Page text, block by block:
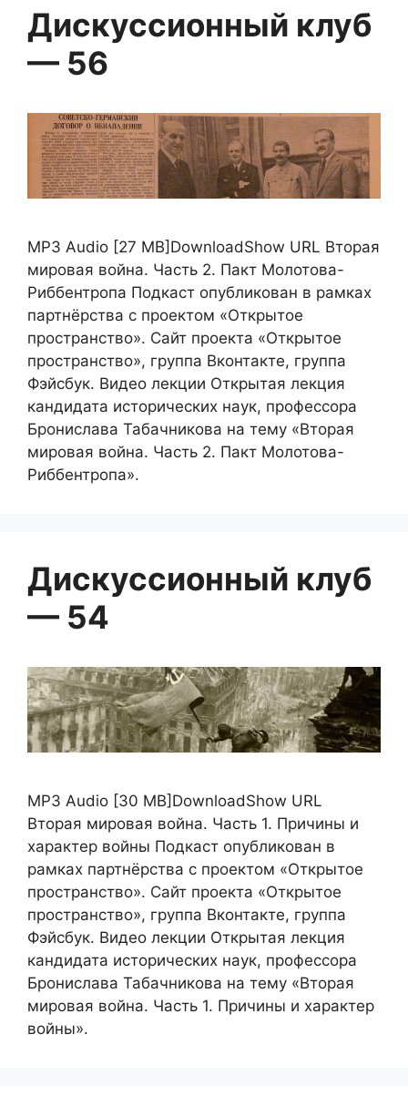
Дискуссионный клуб
— 56
MP3 Audio [27 MB]DownloadShow URL Вторая
мировая война. Часть 2. Пакт Молотова-
Риббентропа Подкаст опубликован в рамках
партнёрства с проектом «Открытое
пространство». Сайт проекта «Открытое
пространство», группа Вконтакте, группа
Фэйсбук. Видео лекции Открытая лекция
кандидата исторических наук, профессора
Бронислава Табачникова на тему «Вторая
мировая война. Часть 2. Пакт Молотова-
Риббентропа».
Дискуссионный клуб
— 54
MP3 Audio [30 MB]DownloadShow URL
Вторая мировая война. Часть 1. Причины и
характер войны Подкаст опубликован в
рамках партнёрства с проектом «Открытое
пространство». Сайт проекта «Открытое
пространство», группа Вконтакте, группа
Фэйсбук. Видео лекции Открытая лекция
кандидата исторических наук, профессора
Бронислава Табачникова на тему «Вторая
мировая война. Часть 1. Причины и характер
войны».